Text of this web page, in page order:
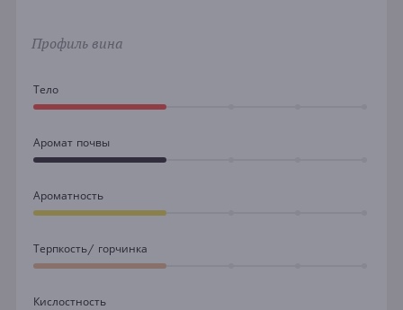
Профиль вина
Тело
Аромат почвы
Ароматность
Терпкость/ горчинка
Кислостность